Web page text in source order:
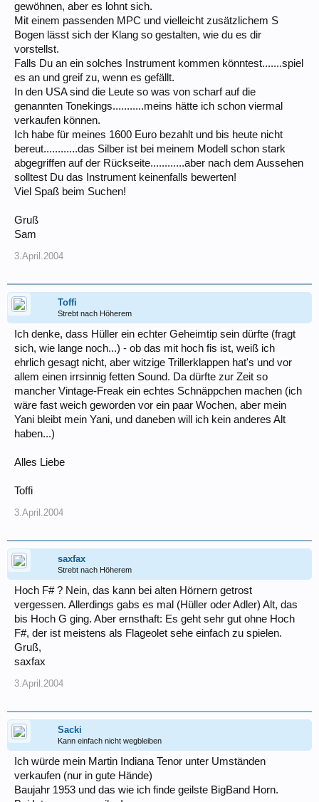
gewöhnen, aber es lohnt sich.
Mit einem passenden MPC und vielleicht zusätzlichem S
Bogen lässt sich der Klang so gestalten, wie du es dir
vorstellst.
Falls Du an ein solches Instrument kommen könntest.......spiel
es an und greif zu, wenn es gefällt.
In den USA sind die Leute so was von scharf auf die
genannten Tonekings...........meins hätte ich schon viermal
verkaufen können.
Ich habe für meines 1600 Euro bezahlt und bis heute nicht
bereut............das Silber ist bei meinem Modell schon stark
abgegriffen auf der Rückseite............aber nach dem Aussehen
solltest Du das Instrument keinenfalls bewerten!
Viel Spaß beim Suchen!
Gruß
Sam
3.April.2004
Toffi
Strebt nach Höherem
Ich denke, dass Hüller ein echter Geheimtip sein dürfte (fragt
sich, wie lange noch...) - ob das mit hoch fis ist, weiß ich
ehrlich gesagt nicht, aber witzige Trillerklappen hat's und vor
allem einen irrsinnig fetten Sound. Da dürfte zur Zeit so
mancher Vintage-Freak ein echtes Schnäppchen machen (ich
wäre fast weich geworden vor ein paar Wochen, aber mein
Yani bleibt mein Yani, und daneben will ich kein anderes Alt
haben...)
Alles Liebe
Toffi
3.April.2004
saxfax
Strebt nach Höherem
Hoch F# ? Nein, das kann bei alten Hörnern getrost
vergessen. Allerdings gabs es mal (Hüller oder Adler) Alt, das
bis Hoch G ging. Aber ernsthaft: Es geht sehr gut ohne Hoch
F#, der ist meistens als Flageolet sehe einfach zu spielen.
Gruß,
saxfax
3.April.2004
Sacki
Kann einfach nicht wegbleiben
Ich würde mein Martin Indiana Tenor unter Umständen
verkaufen (nur in gute Hände)
Baujahr 1953 und das wie ich finde geilste BigBand Horn.